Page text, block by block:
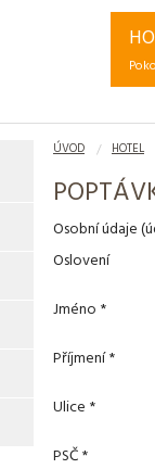
ÚVOD HOTEL
Osobní údaje
Oslovení
Jméno *
Příjmení *
Ulice *
PSČ *